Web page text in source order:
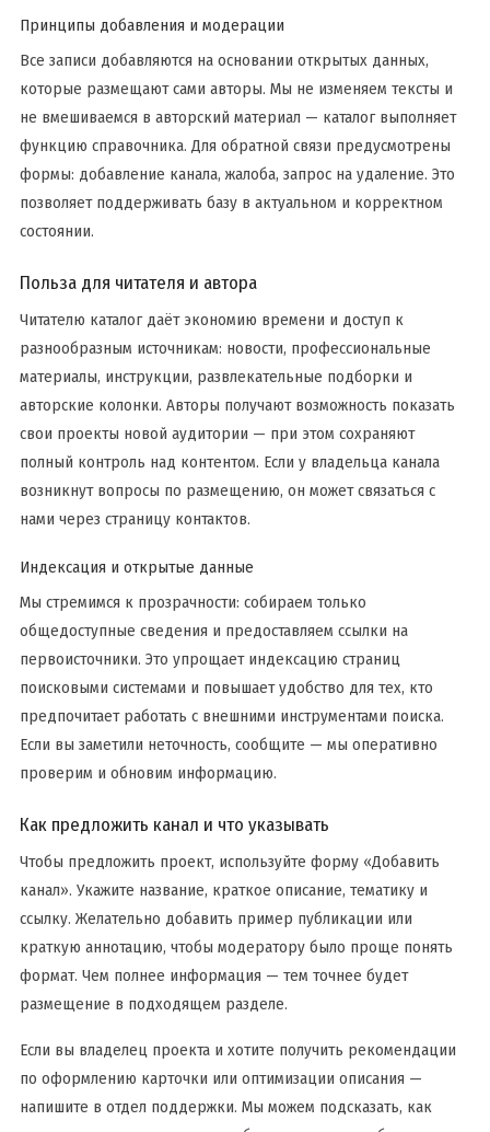
Принципы добавления и модерации
Все записи добавляются на основании открытых данных,
которые размещают сами авторы. Мы не изменяем тексты и
не вмешиваемся в авторский материал — каталог выполняет
функцию справочника. Для обратной связи предусмотрены
формы: добавление канала, жалоба, запрос на удаление. Это
позволяет поддерживать базу в актуальном и корректном
состоянии.
Польза для читателя и автора
Читателю каталог даёт экономию времени и доступ к
разнообразным источникам: новости, профессиональные
материалы, инструкции, развлекательные подборки и
авторские колонки. Авторы получают возможность показать
свои проекты новой аудитории — при этом сохраняют
полный контроль над контентом. Если у владельца канала
возникнут вопросы по размещению, он может связаться с
нами через страницу контактов.
Индексация и открытые данные
Мы стремимся к прозрачности: собираем только
общедоступные сведения и предоставляем ссылки на
первоисточники. Это упрощает индексацию страниц
поисковыми системами и повышает удобство для тех, кто
предпочитает работать с внешними инструментами поиска.
Если вы заметили неточность, сообщите — мы оперативно
проверим и обновим информацию.
Как предложить канал и что указывать
Чтобы предложить проект, используйте форму «Добавить
канал». Укажите название, краткое описание, тематику и
ссылку. Желательно добавить пример публикации или
краткую аннотацию, чтобы модератору было проще понять
формат. Чем полнее информация — тем точнее будет
размещение в подходящем разделе.
Если вы владелец проекта и хотите получить рекомендации
по оформлению карточки или оптимизации описания —
напишите в отдел поддержки. Мы можем подсказать, как